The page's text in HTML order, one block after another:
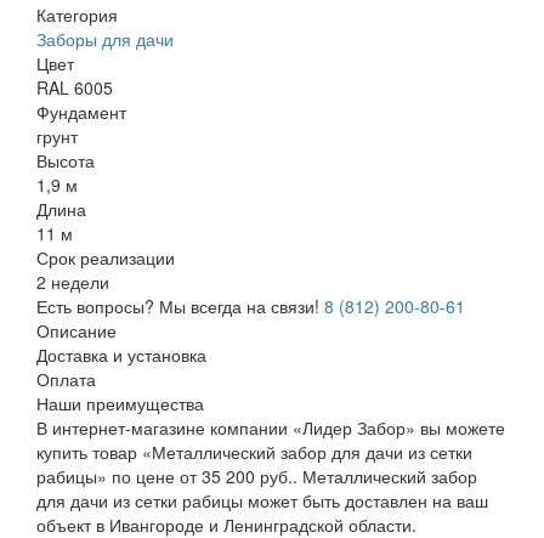
Категория
Заборы для дачи
Цвет
RAL 6005
Фундамент
грунт
Высота
1,9 м
Длина
11 м
Срок реализации
2 недели
Есть вопросы? Мы всегда на связи! 8 (812) 200-80-61
Описание
Доставка и установка
Оплата
Наши преимущества
В интернет-магазине компании «Лидер Забор» вы можете
купить товар «Металлический забор для дачи из сетки
рабицы» по цене от 35 200 руб.. Металлический забор
для дачи из сетки рабицы может быть доставлен на ваш
объект в Ивангороде и Ленинградской области.